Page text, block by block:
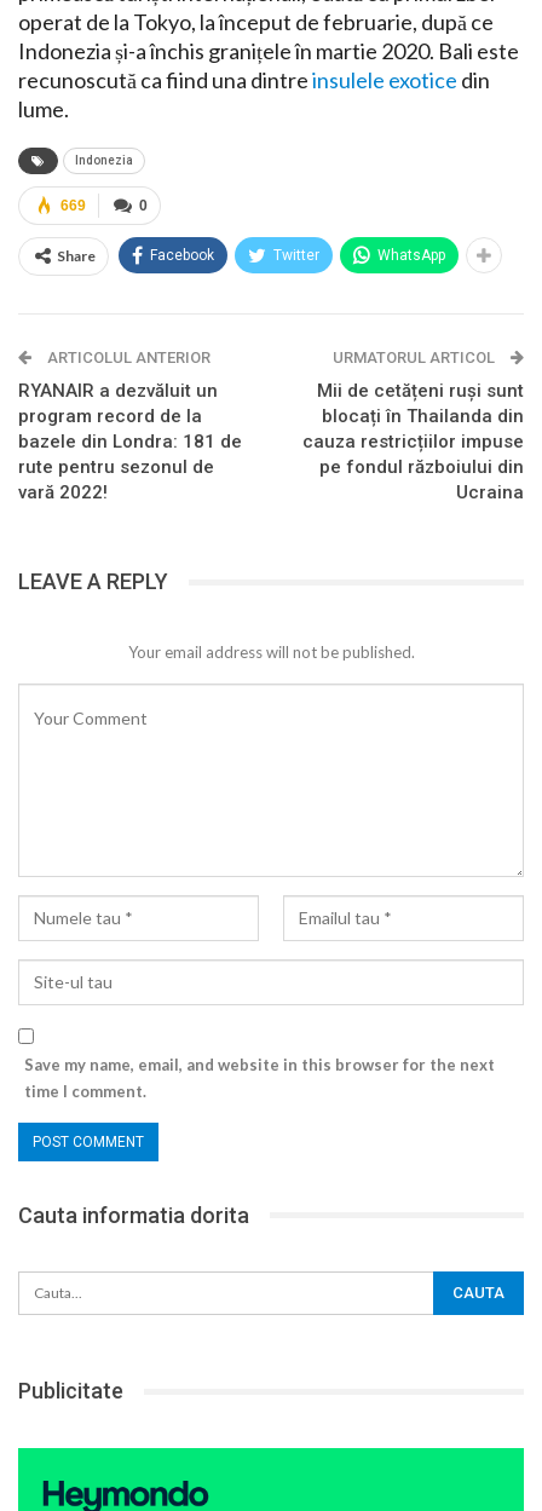
operat de la Tokyo, la început de februarie, după ce
Indonezia și-a închis granițele în martie 2020. Bali este
recunoscută ca fiind una dintreinsulele exotice din
lume.
Indonezia
0
669
Share Facebook Twitter WhatsApp
ARTICOLUL ANTERIOR
RYANAIR a dezvăluit un
program record de la
bazele din Londra: 181 de
rute pentru sezonul de
vară 2022!
URMATORUL ARTICOL
Mii de cetățeni ruși sunt
blocați în Thailanda din
cauza restricțiilor impuse
pe fondul războiului din
Ucraina
LEAVE A REPLY
Your email address will not be published.
Save my name, email, and website in this browser for the next
time I comment.
Cauta informatia dorita
Publicitate